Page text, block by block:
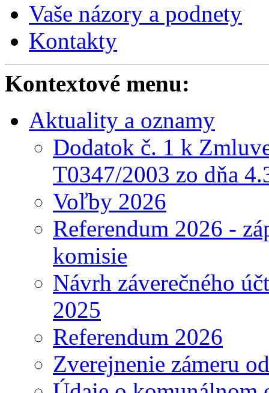
Vaše názory a podnety
Kontakty
Kontextové menu:
Aktuality a oznamy
Dodatok č. 1 k
T0347/2003 zo dňa
Voľby 2026
Referendum 2026 -
komisie
Návrh záverečného
2025
Referendum 2026
Zverejnenie zámeru